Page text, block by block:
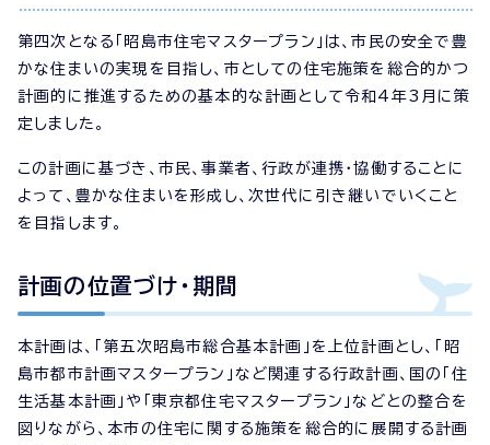
第四次となる「昭島市住宅マスタープラン」は、市民の安全で豊
かな住まいの実現を目指し、市としての住宅施策を総合的かつ
計画的に推進するための基本的な計画として令和4年3月に策
定しました。
この計画に基づき、市民、事業者、行政が連携・協働することに
よって、豊かな住まいを形成し、次世代に引き継いでいくこと
を目指します。
計画の位置づけ・期間
本計画は、「第五次昭島市総合基本計画」を上位計画とし、「昭
島市都市計画マスタープラン」など関連する行政計画、国の「住
生活基本計画」や「東京都住宅マスタープラン」などとの整合を
図りながら、本市の住宅に関する施策を総合的に展開する計画